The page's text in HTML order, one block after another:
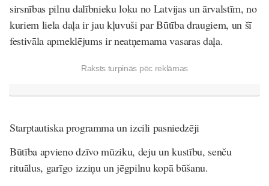
sirsnības pilnu dalībnieku loku no Latvijas un ārvalstīm, no
kuriem liela daļa ir jau kļuvuši par Būtība draugiem, un šī
festivāla apmeklējums ir neatņemama vasaras daļa.
Raksts turpinās pēc reklāmas
Starptautiska programma un izcili pasniedzēji
Būtība apvieno dzīvo mūziku, deju un kustību, senču
rituālus, garīgo izziņu un jēgpilnu kopā būšanu.